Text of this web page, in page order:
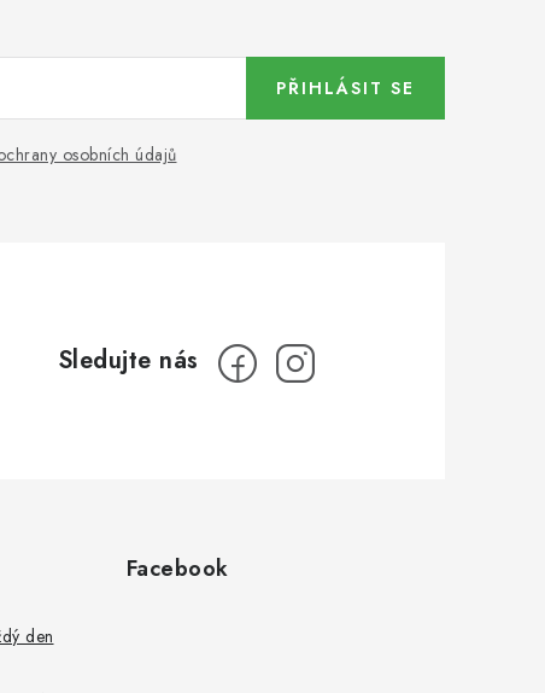
osobních údajů
PŘIHLÁSIT SE
den
Facebook